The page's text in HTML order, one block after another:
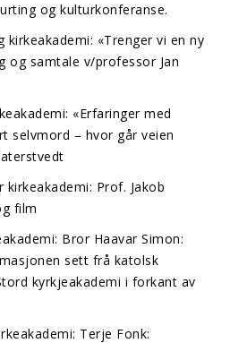
og kulturkonferanse.
kirkeakademi: «Trenger vi en ny
og samtale v/professor Jan
«Erfaringer med
selvmord – hvor går veien
Prof. Jakob
film
Bror Haavar Simon:
sett frå katolsk
kyrkjeakademi i forkant av
Terje Fonk: